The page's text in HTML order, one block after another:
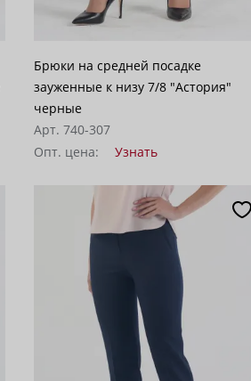
Брюки на средней посадке
зауженные к низу 7/8 "Астория"
черные
Арт. 740-307
Опт. цена:
Узнать